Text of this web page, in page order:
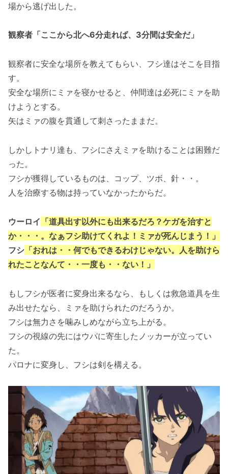
場から逃げ出した。
観察者「ここから北へ6分走れば、3分間は安全だ」
観察者に安全な場所を教えてもらい、フシ達はそこを目指
す。
安全な場所にミァを寝かせると、仲間達は必死にミァを助
けようとする。
矢はミァの腹を貫通して刺さったままだ。
しかしトナリ達も、フシにさえミァを助けることは困難だ
った。
フシが獲得しているものは、コップ、ツボ、針・・。
人を治療する物は持っていなかったからだ。
ウーロイ 「道具出す以外にも出来るだろ？ケガを治すと
か・・・。なぁフシ助けてくれよ！ミァが死んじまう！」
フシ 「おれは・・何でもできるわけじゃない。人を助けら
れたことなんて・・一度も・・ない！」
もしフシが医者に変身出来るなら、もしくは救急道具を生
み出せたなら、ミァを助けられたのだろうか。
フシは無力さを噛みしめながら立ち上がる。
フシの視線の先にはウパに寄生したノッカーが立ってい
た。
パロナに変身し、フシは剣を構える。